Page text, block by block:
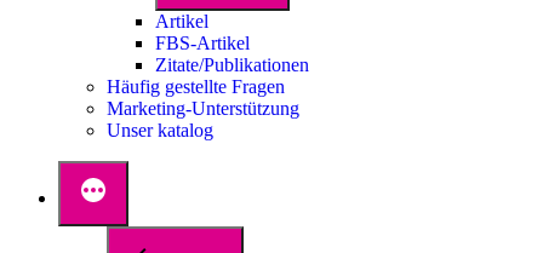
Artikel
FBS-Artikel
Zitate/Publikationen
Häufig gestellte Fragen
Marketing-Unterstützung
Unser katalog